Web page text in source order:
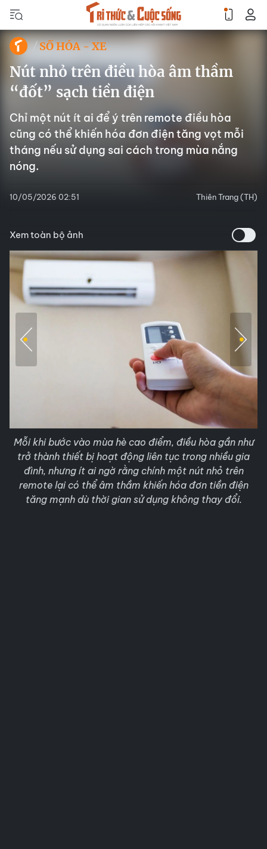
SỐ HÓA - XE
Nút nhỏ trên điều hòa âm thầm
“đốt” sạch tiền điện
Chỉ một nút ít ai để ý trên remote điều hòa
cũng có thể khiến hóa đơn điện tăng vọt mỗi
tháng nếu sử dụng sai cách trong mùa nắng
nóng.
10/05/2026 02:51 Thiên Trang (TH)
Xem toàn bộ ảnh
Mỗi khi bước vào mùa hè cao điểm, điều hòa gần như
trở thành thiết bị hoạt động liên tục trong nhiều gia
đình, nhưng ít ai ngờ rằng chính một nút nhỏ trên
remote lại có thể âm thầm khiến hóa đơn tiền điện
tăng mạnh dù thời gian sử dụng không thay đổi.